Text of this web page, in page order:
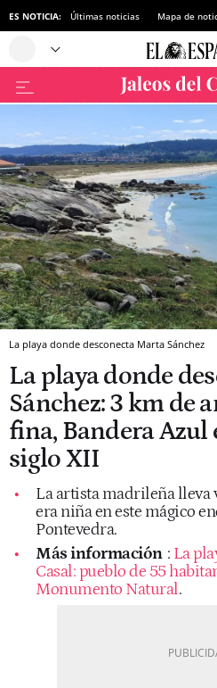
ES NOTICIA: Últimas noticias Mapa de
La playa donde desconecta Marta Sánchez
La playa donde
Sánchez: 3 km de
fina, Bandera Azul
siglo XII
La artista madrileña lleva
era niña en este mágico
Pontevedra.
Más información : La
Casal: pueblo de 55
Monumento Natural.